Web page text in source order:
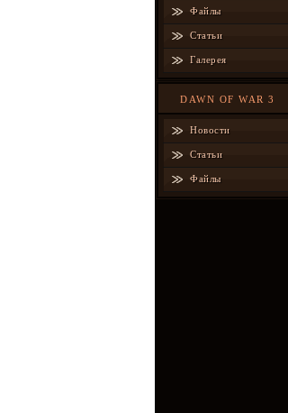
Файлы
Статьи
Галерея
DAWN OF WAR 3
Новости
Статьи
Файлы